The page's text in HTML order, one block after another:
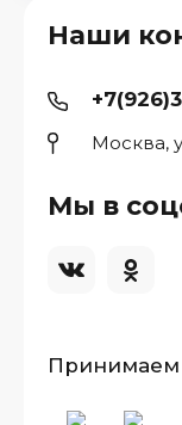
Наши
Москва,
Мы в
Принимаем